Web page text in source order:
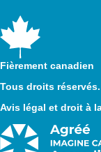
Fièrement canadien
Tous droits
Avis légal et droit à